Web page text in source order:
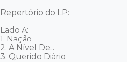
Repertório do LP:
Lado A:
1. Nação
2. A Nível De...
3. Querido Diário